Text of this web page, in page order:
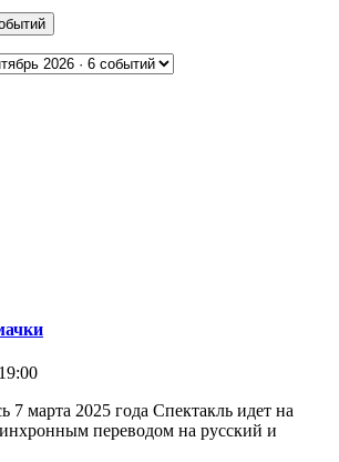
7 марта 2025 года Спектакль идет на
переводом на русский и